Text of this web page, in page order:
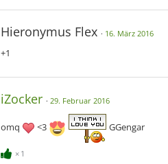
Hieronymus Flex 16. März 2016
+1
iZocker 29. Februar 2016
omq <3 GGengar
1